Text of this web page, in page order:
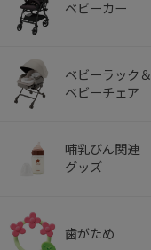
ベビーカー
ベビーラック＆
ベビーチェア
哺乳びん関連
グッズ
歯がため